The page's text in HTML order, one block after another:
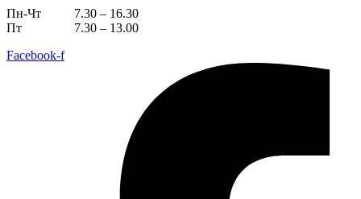
Пн-Чт
7.30 – 16.30
Пт
7.30 – 13.00
Facebook-f